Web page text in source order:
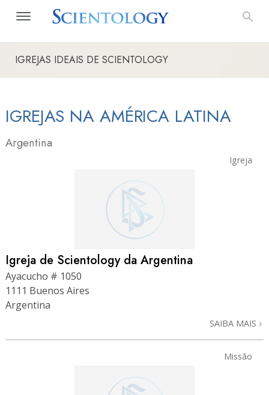
IGREJAS IDEAIS DE SCIENTOLOGY
IGREJAS NA AMÉRICA LATINA
Argentina
Igreja
Igreja de Scientology da Argentina
Ayacucho # 1050
1111 Buenos Aires
Argentina
SAIBA MAIS
Missão